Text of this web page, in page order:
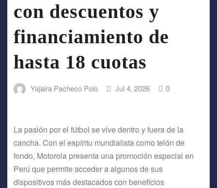
con descuentos y
financiamiento de
hasta 18 cuotas
Yajaira Pacheco Polo Jul 4, 2026 0
La pasión por el fútbol se vive dentro y fuera de la
cancha. Con el espíritu mundialista como telón de
fondo, Motorola presenta una promoción especial en
Perú que permite acceder a algunos de sus
dispositivos más destacados con beneficios